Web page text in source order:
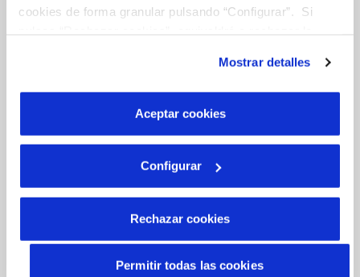
cookies de forma granular pulsando “Configurar”. Si
son indispensables para que el sitio web funcione y que
por tanto no se pueden desactivar. Puedes consultar
más información en nuestraPolítica de Cookies
Mostrar detalles
Aceptar cookies
Configurar
Rechazar cookies
Permitir todas las cookies
MODIFICACIÓ DE DADES
El Teu Servei